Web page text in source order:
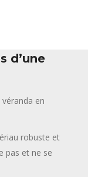
d’une
véranda en
robuste et
pas et ne se